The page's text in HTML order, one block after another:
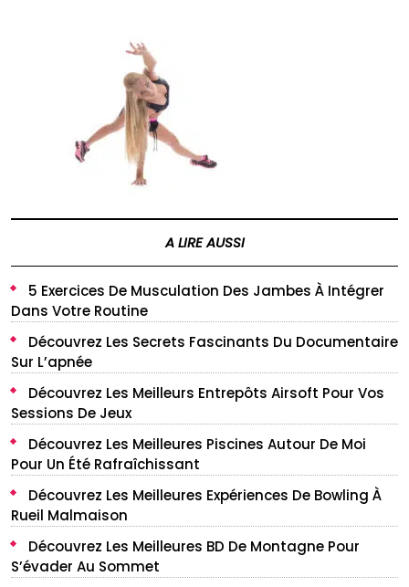
A LIRE AUSSI
5 Exercices De Musculation Des Jambes À Intégrer
Dans Votre Routine
Découvrez Les Secrets Fascinants Du Documentaire
Sur L’apnée
Découvrez Les Meilleurs Entrepôts Airsoft Pour Vos
Sessions De Jeux
Découvrez Les Meilleures Piscines Autour De Moi
Pour Un Été Rafraîchissant
Découvrez Les Meilleures Expériences De Bowling À
Rueil Malmaison
Découvrez Les Meilleures BD De Montagne Pour
S’évader Au Sommet